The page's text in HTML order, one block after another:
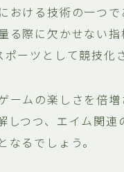
おける技術の一つ
る際に欠かせない
ーツとして競技化
ームの楽しさを倍
しつつ、エイム関
るでしょう。